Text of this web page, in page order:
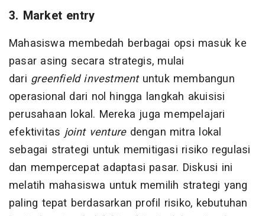
3. Market entry
Mahasiswa membedah berbagai opsi masuk ke
pasar asing secara strategis, mulai
dari greenfield investmentuntuk membangun
operasional dari nol hingga langkah akuisisi
perusahaan lokal. Mereka juga mempelajari
efektivitas joint venturedengan mitra lokal
sebagai strategi untuk memitigasi risiko regulasi
dan mempercepat adaptasi pasar. Diskusi ini
melatih mahasiswa untuk memilih strategi yang
paling tepat berdasarkan profil risiko, kebutuhan